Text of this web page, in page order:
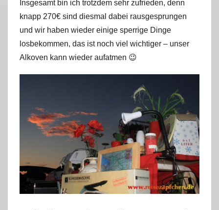
Insgesamt bin ich trotzdem sehr zufrieden, denn
knapp 270€ sind diesmal dabei rausgesprungen
und wir haben wieder einige sperrige Dinge
losbekommen, das ist noch viel wichtiger – unser
Alkoven kann wieder aufatmen 😉